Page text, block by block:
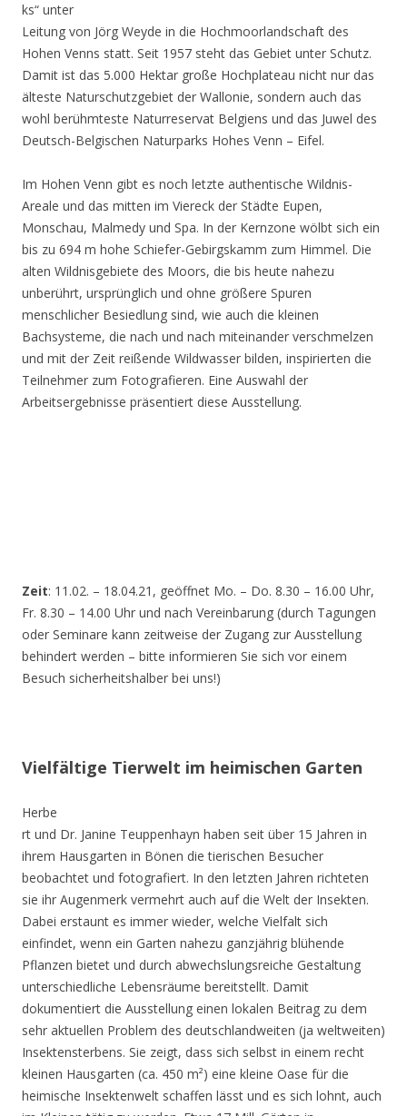
ks“ unter
Leitung von Jörg Weyde in die Hochmoorlandschaft des
Hohen Venns statt. Seit 1957 steht das Gebiet unter Schutz.
Damit ist das 5.000 Hektar große Hochplateau nicht nur das
älteste Naturschutzgebiet der Wallonie, sondern auch das
wohl berühmteste Naturreservat Belgiens und das Juwel des
Deutsch-Belgischen Naturparks Hohes Venn – Eifel.
Im Hohen Venn gibt es noch letzte authentische Wildnis-
Areale und das mitten im Viereck der Städte Eupen,
Monschau, Malmedy und Spa. In der Kernzone wölbt sich ein
bis zu 694 m hohe Schiefer-Gebirgskamm zum Himmel. Die
alten Wildnisgebiete des Moors, die bis heute nahezu
unberührt, ursprünglich und ohne größere Spuren
menschlicher Besiedlung sind, wie auch die kleinen
Bachsysteme, die nach und nach miteinander verschmelzen
und mit der Zeit reißende Wildwasser bilden, inspirierten die
Teilnehmer zum Fotografieren. Eine Auswahl der
Arbeitsergebnisse präsentiert diese Ausstellung.
Zeit: 11.02. – 18.04.21, geöffnet Mo. – Do. 8.30 – 16.00 Uhr,
Fr. 8.30 – 14.00 Uhr und nach Vereinbarung (durch Tagungen
oder Seminare kann zeitweise der Zugang zur Ausstellung
behindert werden – bitte informieren Sie sich vor einem
Besuch sicherheitshalber bei uns!)
Vielfältige Tierwelt im heimischen Garten
Herbe
rt und Dr. Janine Teuppenhayn haben seit über 15 Jahren in
ihrem Hausgarten in Bönen die tierischen Besucher
beobachtet und fotografiert. In den letzten Jahren richteten
sie ihr Augenmerk vermehrt auch auf die Welt der Insekten.
Dabei erstaunt es immer wieder, welche Vielfalt sich
einfindet, wenn ein Garten nahezu ganzjährig blühende
Pflanzen bietet und durch abwechslungsreiche Gestaltung
unterschiedliche Lebensräume bereitstellt. Damit
dokumentiert die Ausstellung einen lokalen Beitrag zu dem
sehr aktuellen Problem des deutschlandweiten (ja weltweiten)
Insektensterbens. Sie zeigt, dass sich selbst in einem recht
kleinen Hausgarten (ca. 450 m²) eine kleine Oase für die
heimische Insektenwelt schaffen lässt und es sich lohnt, auch